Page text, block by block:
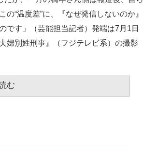
“温度差”に、『なぜ発信しないのか』
です」（芸能担当記者）発端は7月1日
婦別姓刑事』（フジテレビ系）の撮影
む